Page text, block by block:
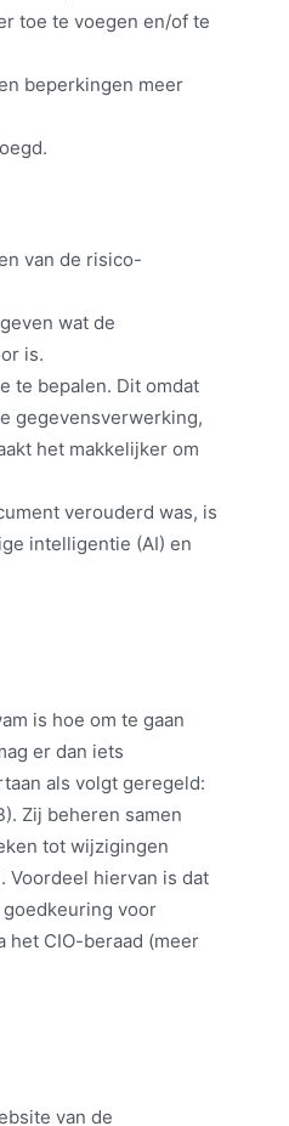
toe te voegen en/of te
beperkingen meer
van de risico-
wat de
is.
te bepalen. Dit omdat
gegevensverwerking,
het makkelijker om
verouderd was, is
intelligentie (AI) en
is hoe om te gaan
er dan iets
als volgt geregeld:
Zij beheren samen
tot wijzigingen
Voordeel hiervan is dat
voor
het CIO-beraad (meer
van de